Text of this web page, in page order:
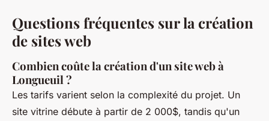
Questions fréquentes sur la création
de sites web
Combien coûte la création d'un site web à
Longueuil ?
Les tarifs varient selon la complexité du projet. Un
site vitrine débute à partir de 2 000$, tandis qu'un